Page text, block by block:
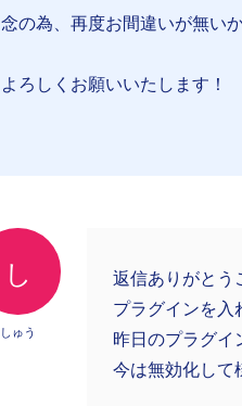
念の為、再度お間違いが無い
よろしくお願いいたします！
し
しゅう
返信ありがとう
プラグインを
昨日のプラグイ
今は無効化して